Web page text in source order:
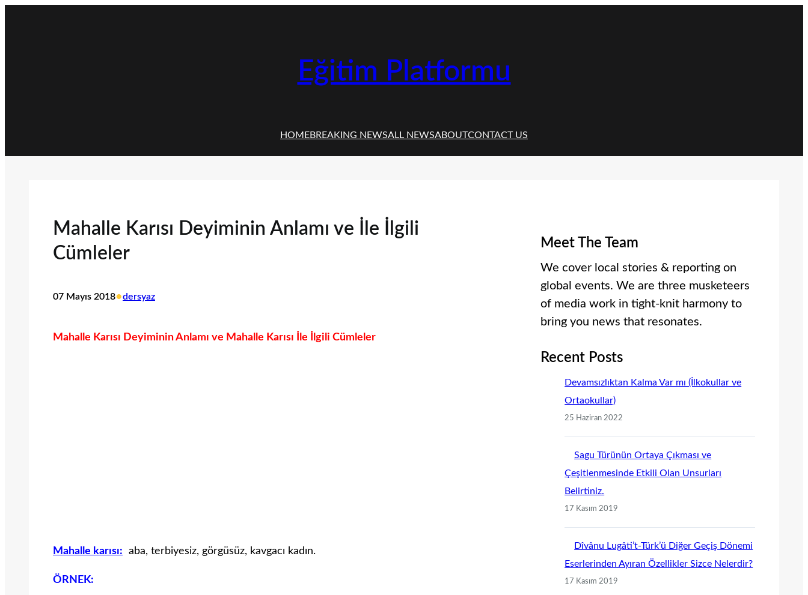
Eğitim Platformu
HOMEBREAKING NEWSALL NEWSABOUTCONTACT US
Mahalle Karısı Deyiminin Anlamı ve İle İlgili
Cümleler
07 Mayıs 2018•dersyaz
Mahalle Karısı Deyiminin Anlamı ve Mahalle Karısı İle İlgili Cümleler
Mahalle karısı: aba, terbiyesiz, görgüsüz, kavgacı kadın.
ÖRNEK:
Meet The Team
We cover local stories & reporting on
global events. We are three musketeers
of media work in tight-knit harmony to
bring you news that resonates.
Recent Posts
Devamsızlıktan Kalma Var mı (İlkokullar ve
Ortaokullar)
25 Haziran 2022
Sagu Türünün Ortaya Çıkması ve
Çeşitlenmesinde Etkili Olan Unsurları
Belirtiniz.
17 Kasım 2019
Dîvânu Lugâti’t-Türk’ü Diğer Geçiş Dönemi
Eserlerinden Ayıran Özellikler Sizce Nelerdir?
17 Kasım 2019